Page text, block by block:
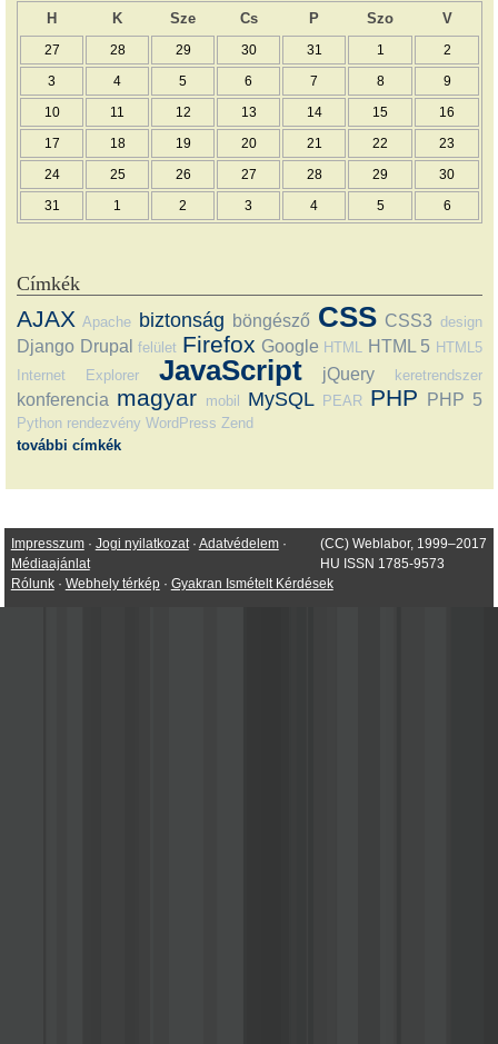
H K Sze Cs P Szo V
27 28 29 30 31 1 2
3 4 5 6 7 8 9
10 11 12 13 14 15 16
17 18 19 20 21 22 23
24 25 26 27 28 29 30
31 1 2 3 4 5 6
Címkék
AJAX Apache biztonság böngésző CSS CSS3 design
Django Drupal felület Firefox Google HTML HTML 5 HTML5
Internet Explorer
JavaScript jQuery keretrendszer
konferencia magyar mobil MySQL PEAR PHP PHP 5
Python rendezvény WordPress Zend
további címkék
(CC) Weblabor, 1999–2017
HU ISSN 1785-9573
Impresszum· Jogi nyilatkozat· Adatvédelem·
Médiaajánlat
Rólunk· Webhely térkép· Gyakran Ismételt Kérdések